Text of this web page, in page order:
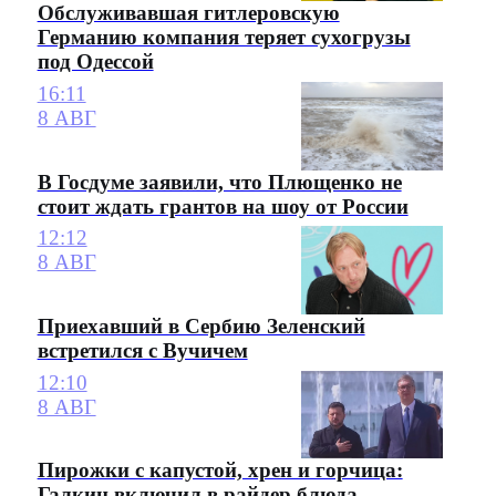
Обслуживавшая гитлеровскую
Германию компания теряет сухогрузы
под Одессой
16:11
8 АВГ
В Госдуме заявили, что Плющенко не
стоит ждать грантов на шоу от России
12:12
8 АВГ
Приехавший в Сербию Зеленский
встретился с Вучичем
12:10
8 АВГ
Пирожки с капустой, хрен и горчица: